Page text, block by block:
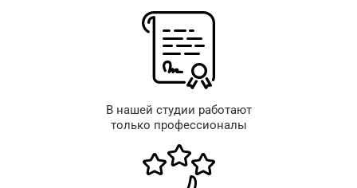
В нашей студии работают
только профессионалы